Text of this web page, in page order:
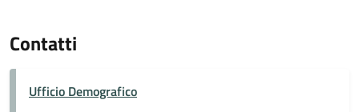
Contatti
Ufficio Demografico